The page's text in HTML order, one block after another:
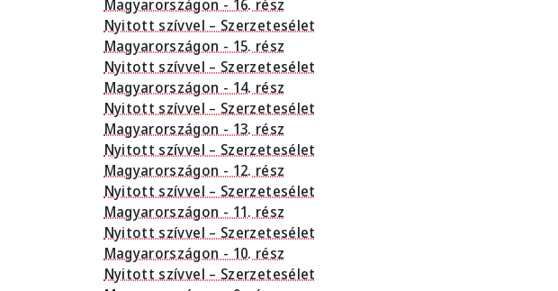
Magyarországon - 16. rész
Nyitott szívvel – Szerzetesélet
Magyarországon - 15. rész
Nyitott szívvel – Szerzetesélet
Magyarországon - 14. rész
Nyitott szívvel – Szerzetesélet
Magyarországon - 13. rész
Nyitott szívvel – Szerzetesélet
Magyarországon - 12. rész
Nyitott szívvel – Szerzetesélet
Magyarországon - 11. rész
Nyitott szívvel – Szerzetesélet
Magyarországon - 10. rész
Nyitott szívvel – Szerzetesélet